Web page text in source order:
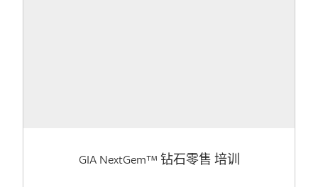
GIA NextGem™ 钻石零售 培训